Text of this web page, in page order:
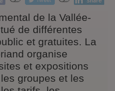
de la Vallée-
de différentes
et gratuites. La
organise
et expositions
groupes et les